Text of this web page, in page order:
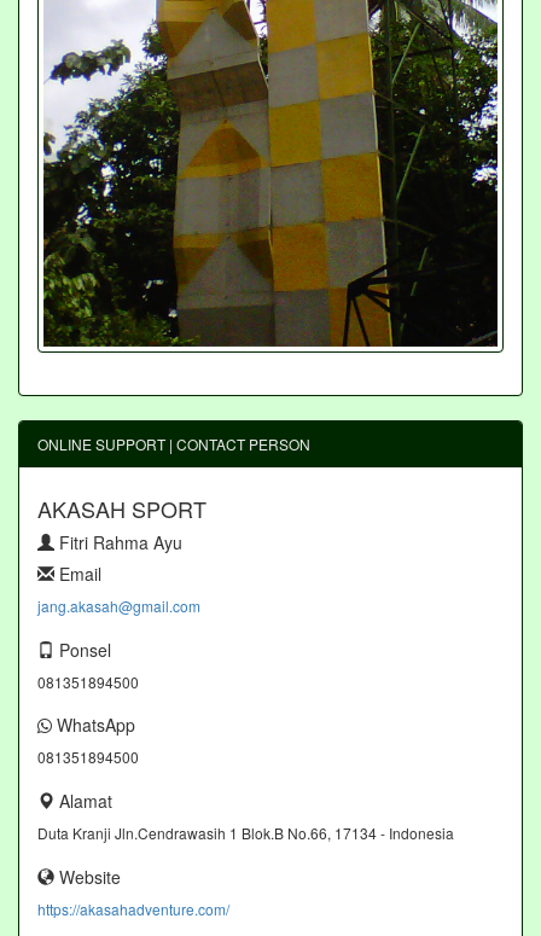
ONLINE SUPPORT | CONTACT PERSON
AKASAH SPORT
Fitri Rahma Ayu
Email
jang.akasah@gmail.com
Ponsel
081351894500
WhatsApp
081351894500
Alamat
Duta Kranji Jln.Cendrawasih 1 Blok.B No.66, 17134 - Indonesia
Website
https://akasahadventure.com/